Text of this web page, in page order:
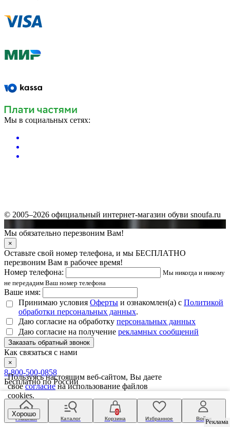
Реклама
Реклама
Мы в социальных сетях:
Главная Каталог
0
Корзина
Избранное Войти
© 2005–2026 официальный интернет-магазин обуви snoufa.ru
Пользуясь настоящим веб-сайтом, Вы даете
своесогласиена использование файлов
cookies.
Хорошо
Мы обязательно перезвоним Вам!
×
Оставьте свой номер телефона, и мы БЕСПЛАТНО
перезвоним Вам в рабочее время!
Номер телефона:
Мы никогда и никому
не передадим Ваш номер телефона
Ваше имя:
Принимаю условия Оферты и ознакомлен(а) с Политикой
обработки персональных данных.
Даю согласие на обработку персональных данных
Даю согласие на получение рекламных сообщений
Заказать обратный звонок
Как связаться с нами
×
8-800-500-0858
Бесплатно по России
по Москве:8 (499) 490 28 05
по Санкт-Петербургу:
8 (812) 317 22 58
по Уфе:8 (347) 200 94 35